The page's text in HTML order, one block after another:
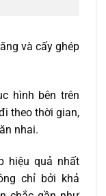
và cấy ghép
hình bên trên
theo thời gian,
nhai.
hiệu quả nhất
chỉ bởi khả